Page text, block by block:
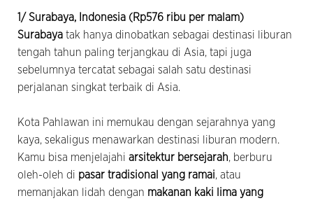
1/ Surabaya, Indonesia (Rp576 ribu per malam)
Surabaya tak hanya dinobatkan sebagai destinasi liburan
tengah tahun paling terjangkau di Asia, tapi juga
sebelumnya tercatat sebagai salah satu destinasi
perjalanan singkat terbaik di Asia.
Kota Pahlawan ini memukau dengan sejarahnya yang
kaya, sekaligus menawarkan destinasi liburan modern.
Kamu bisa menjelajahi arsitektur bersejarah, berburu
oleh-oleh di pasar tradisional yang ramai, atau
memanjakan lidah dengan makanan kaki lima yang